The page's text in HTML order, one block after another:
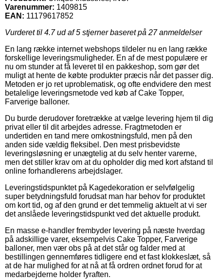
Varenummer: 1409815
EAN: 11179617852
Vurderet til 4.7ud af 5 stjerner baseret på 27anmeldelser
En lang række internet webshops tildeler nu en lang række
forskellige leveringsmuligheder. En af de mest populære er
nu om stunder at få leveret til en pakkeshop, som gør det
muligt at hente de købte produkter præcis når det passer dig.
Metoden er jo ret uproblematisk, og ofte endvidere den mest
betalelige leveringsmetode ved køb af Cake Topper,
Farverige balloner.
Du burde derudover foretrække at vælge levering hjem til dig
privat eller til dit arbejdes adresse. Fragtmetoden er
undertiden en tand mere omkostningsfuld, men på den
anden side vældig fleksibel. Den mest prisbevidste
leveringsløsning er unægtelig at du selv henter varerne,
men det stiller krav om at du opholder dig med kort afstand til
online forhandlerens arbejdslager.
Leveringstidspunktet på Kagedekoration er selvfølgelig
super betydningsfuld forudsat man har behov for produktet
om kort tid, og af den grund er det temmelig aktuelt at vi ser
det anslåede leveringstidspunkt ved det aktuelle produkt.
En masse e-handler frembyder levering på næste hverdag
på adskillige varer, eksempelvis Cake Topper, Farverige
balloner, men vær obs på at det står og falder med at
bestillingen gennemføres tidligere end et fast klokkeslæt, så
at de har mulighed for at nå at få ordren ordnet forud for at
medarbejderne holder fyraften.